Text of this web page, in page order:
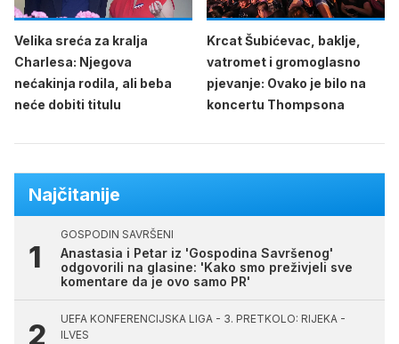
Velika sreća za kralja
Charlesa: Njegova
nećakinja rodila, ali beba
neće dobiti titulu
Krcat Šubićevac, baklje,
vatromet i gromoglasno
pjevanje: Ovako je bilo na
koncertu Thompsona
Najčitanije
GOSPODIN SAVRŠENI
Anastasia i Petar iz 'Gospodina Savršenog'
odgovorili na glasine: 'Kako smo preživjeli sve
komentare da je ovo samo PR'
UEFA KONFERENCIJSKA LIGA - 3. PRETKOLO: RIJEKA -
ILVES